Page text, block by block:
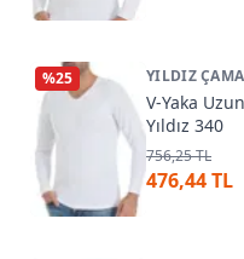
%25 YILDIZ
V-Yaka
Yıldız 340
756,25 TL
476,44 TL